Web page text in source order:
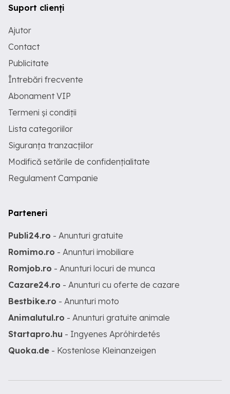
Suport clienți
Ajutor
Contact
Publicitate
Întrebări frecvente
Abonament VIP
Termeni și condiții
Lista categoriilor
Siguranța tranzacțiilor
Modifică setările de confidențialitate
Regulament Campanie
Parteneri
Publi24.ro - Anunturi gratuite
Romimo.ro - Anunturi imobiliare
Romjob.ro - Anunturi locuri de munca
Cazare24.ro - Anunturi cu oferte de cazare
Bestbike.ro - Anunturi moto
Animalutul.ro - Anunturi gratuite animale
Startapro.hu - Ingyenes Apróhirdetés
Quoka.de - Kostenlose Kleinanzeigen